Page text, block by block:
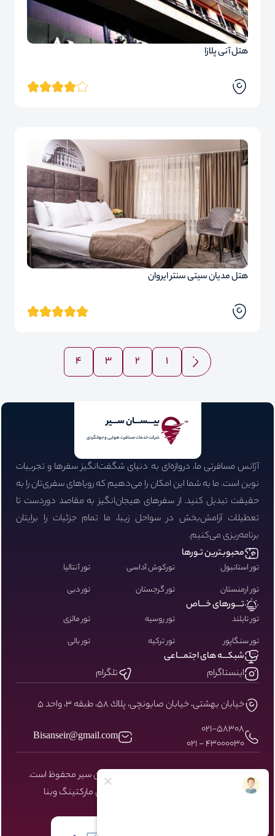
هتل آنی پلازا
هتل مدیان سیتی سنتر ایروان
1
2
3
4
بیـــســـان ســـیر
شرکت خدمات مسافرت هوایی و جهانگردی
آژانس مسافرتی ما، دروازه‌ای به دنیای شگفت‌انگیز سفرها و تجربیات
نوین است. ما به شما این امکان را می‌دهیم که رویاهای سفری‌تان را به
حقیقت تبدیل کنید. از سفرهای هیجان‌انگیز به مقاصد دوردست تا
تعطیلات آرامش‌بخش در سواحل زیبا، ما تمام جزئیات را برایتان
برنامه‌ریزی می‌کنیم.
محبوبـترین تـورها
تور استانبول تورکوش آداسی
تور آنتالیا
تور ارمنستان
تور گرجستان تور دبی
تـــورهای خـــاص
تور تایلند تور روسیه
تور مالزی
تور سنگاپور
تور ترکیه تور بالی
شبکـــه های اجتمـــاعی
اینستاگرام
تلگرام
خيابان بهشتى، خيابان صابونچى، پلاك ٥٨، طبقه ٣، واحد ٥
۰۲۱-58308
43000030 - 021
Bisanseir@gmail.com
کلیه حقوق مادی و معنوی سایت نزد بیسان سیر محفوظ است.
طراحی و توسعه توسط شرکت دیجیتال مارکتینگوبنا